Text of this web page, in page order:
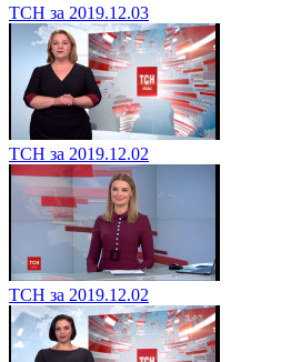
ТСН за 2019.12.03
ТСН за 2019.12.02
ТСН за 2019.12.02